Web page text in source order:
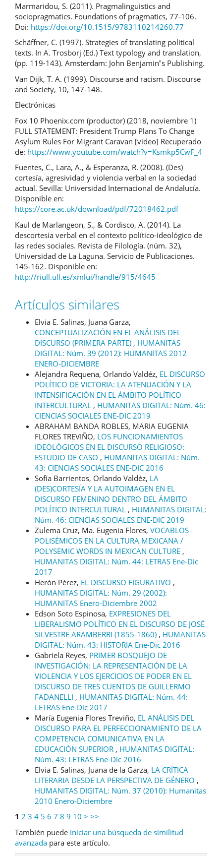
Marmaridou, S. (2011). Pragmalinguistics and
sociopragmatics. Foundations of pragmatics, 77-106.
Doi: https://doi.org/10.1515/9783110214260.77
Schäffner, C. (1997). Strategies of translating political
texts. In A. Trosborj (Ed.) Text typology and translation,
(pp. 119-143). Amsterdam: John Benjamin‟s Publishing.
Van Dijk, T. A. (1999). Discourse and racism. Discourse
and Society, 10, 147-148.
Electrónicas
Fox 10 Phoenix.com (productor) (2018, noviembre 1)
FULL STATEMENT: President Trump Plans To Change
Asylum Rules For Migrant Caravan [video] Recuperado
de: https://www.youtube.com/watch?v=Ksmkp5CwF_4
Fuentes, C., Lara, A., & Esperanza, R. (2008). (Des)
cortesía, agresividad y violencia verbal en la sociedad
actual. Sevilla: Universidad Internacional de Andalucía.
Disponible en:
https://core.ac.uk/download/pdf/72018462.pdf
Kaul de Marlangeon, S., & Cordisco, A. (2014). La
descortesía verbal en el contexto político-ideológico de
las redes sociales. Revista de Filología. (núm. 32),
Universidad de La Laguna. Servicio de Publicaciones.
145-162. Disponible en:
http://riull.ull.es/xmlui/handle/915/4645
Artículos similares
Elvia E. Salinas, Juana Garza,
CONCEPTUALIZACIÓN EN EL ANÁLISIS DEL
DISCURSO (PRIMERA PARTE) , HUMANITAS
DIGITAL: Núm. 39 (2012): HUMANITAS 2012
ENERO-DICIEMBRE
Alejandra Requena, Orlando Valdéz, EL DISCURSO
POLÍTICO DE VICTORIA: LA ATENUACIÓN Y LA
INTENSIFICACIÓN EN EL ÁMBITO POLÍTICO
INTERCULTURAL , HUMANITAS DIGITAL: Núm. 46:
CIENCIAS SOCIALES ENE-DIC 2019
ABRAHAM BANDA ROBLES, MARIA EUGENIA
FLORES TREVIÑO, LOS FUNCIONAMIENTOS
IDEOLÓGICOS EN EL DISCURSO RELIGIOSO:
ESTUDIO DE CASO , HUMANITAS DIGITAL: Núm.
43: CIENCIAS SOCIALES ENE-DIC 2016
Sofía Barrientos, Orlando Valdéz, LA
(DES)CORTESÍA Y LA AUTOIMAGEN EN EL
DISCURSO FEMENINO DENTRO DEL ÁMBITO
POLÍTICO INTERCULTURAL , HUMANITAS DIGITAL:
Núm. 46: CIENCIAS SOCIALES ENE-DIC 2019
Zulema Cruz, Ma. Eugenia Flores, VOCABLOS
POLISÉMICOS EN LA CULTURA MEXICANA /
POLYSEMIC WORDS IN MEXICAN CULTURE ,
HUMANITAS DIGITAL: Núm. 44: LETRAS Ene-Dic
2017
Herón Pérez, EL DISCURSO FIGURATIVO ,
HUMANITAS DIGITAL: Núm. 29 (2002):
HUMANITAS Enero-Diciembre 2002
Edson Soto Espinosa, EXPRESIONES DEL
LIBERALISMO POLÍTICO EN EL DISCURSO DE JOSÉ
SILVESTRE ARAMBERRI (1855-1860) , HUMANITAS
DIGITAL: Núm. 43: HISTORIA Ene-Dic 2016
Gabriela Reyes, PRIMER BOSQUEJO DE
INVESTIGACIÓN: LA REPRESENTACIÓN DE LA
VIOLENCIA Y LOS EJERCICIOS DE PODER EN EL
DISCURSO DE TRES CUENTOS DE GUILLERMO
FADANELLI , HUMANITAS DIGITAL: Núm. 44:
LETRAS Ene-Dic 2017
María Eugenia Flores Treviño, EL ANÁLISIS DEL
DISCURSO PARA EL PERFECCIONAMIENTO DE LA
COMPETENCIA COMUNICATIVA EN LA
EDUCACIÓN SUPERIOR , HUMANITAS DIGITAL:
Núm. 43: LETRAS Ene-Dic 2016
Elvia E. Salinas, Juana de la Garza, LA CRÍTICA
LITERARIA DESDE LA PERSPECTIVA DE GÉNERO ,
HUMANITAS DIGITAL: Núm. 37 (2010): Humanitas
2010 Enero-Diciembre
1 2 3 4 5 6 7 8 9 10 > >>
También puede Iniciar una búsqueda de similitud
avanzada para este artículo.